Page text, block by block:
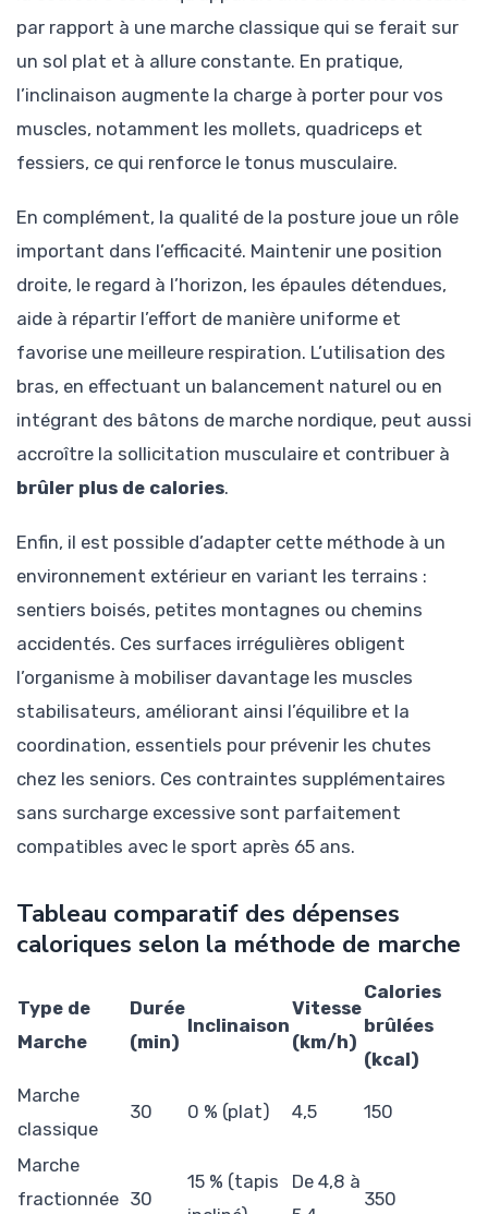
par rapport à une marche classique qui se ferait sur
un sol plat et à allure constante. En pratique,
l’inclinaison augmente la charge à porter pour vos
muscles, notamment les mollets, quadriceps et
fessiers, ce qui renforce le tonus musculaire.
En complément, la qualité de la posture joue un rôle
important dans l’efficacité. Maintenir une position
droite, le regard à l’horizon, les épaules détendues,
aide à répartir l’effort de manière uniforme et
favorise une meilleure respiration. L’utilisation des
bras, en effectuant un balancement naturel ou en
intégrant des bâtons de marche nordique, peut aussi
accroître la sollicitation musculaire et contribuer à
brûler plus de calories.
Enfin, il est possible d’adapter cette méthode à un
environnement extérieur en variant les terrains :
sentiers boisés, petites montagnes ou chemins
accidentés. Ces surfaces irrégulières obligent
l’organisme à mobiliser davantage les muscles
stabilisateurs, améliorant ainsi l’équilibre et la
coordination, essentiels pour prévenir les chutes
chez les seniors. Ces contraintes supplémentaires
sans surcharge excessive sont parfaitement
compatibles avec le sport après 65 ans.
Tableau comparatif des dépenses
caloriques selon la méthode de marche
Type de
Marche
Durée
(min)
Inclinaison
Vitesse
(km/h)
Calories
brûlées
(kcal)
Marche
classique
30 0 % (plat) 4,5 150
Marche
fractionnée 30
15 % (tapis
De 4,8 à
350